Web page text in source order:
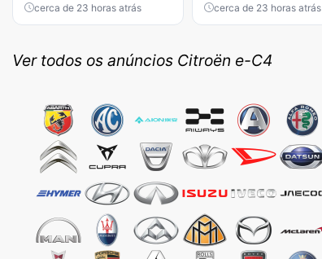
cerca de 23 horas atrás cerca de 23 horas atrás
Ver todos os anúncios Citroën e-C4